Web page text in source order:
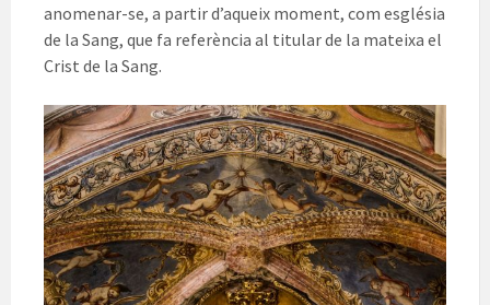
anomenar-se, a partir d’aqueix moment, com església
de la Sang, que fa referència al titular de la mateixa el
Crist de la Sang.